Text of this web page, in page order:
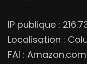
IP publique :
Localisation :
FAI : Amazon.com